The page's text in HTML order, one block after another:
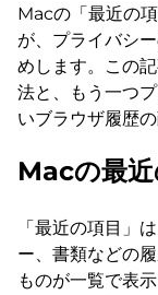
Macの「最近の
が、プライバシ
めします。この
法と、もう一つ
いブラウザ履歴
Macの最
「最近の項目」
ー、書類などの
ものが一覧で表